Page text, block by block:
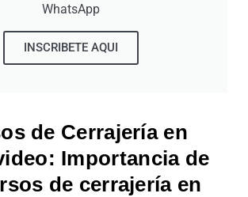
WhatsApp
INSCRIBETE AQUI
de Cerrajería en
Importancia de
de cerrajería en